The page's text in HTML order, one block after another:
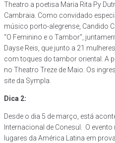
Theatro a poetisa Maria Rita Py
Cambraia. Como convidado
músico porto-alegrense, Candido
“O Feminino e o Tambor”,
Dayse Reis, que junto a 21
com toques do tambor oriental. A
no Theatro Treze de Maio. Os
site da Sympla.
Dica 2:
Desde o dia 5 de março, está
Internacional de Conesul. O
lugares da América Latina em